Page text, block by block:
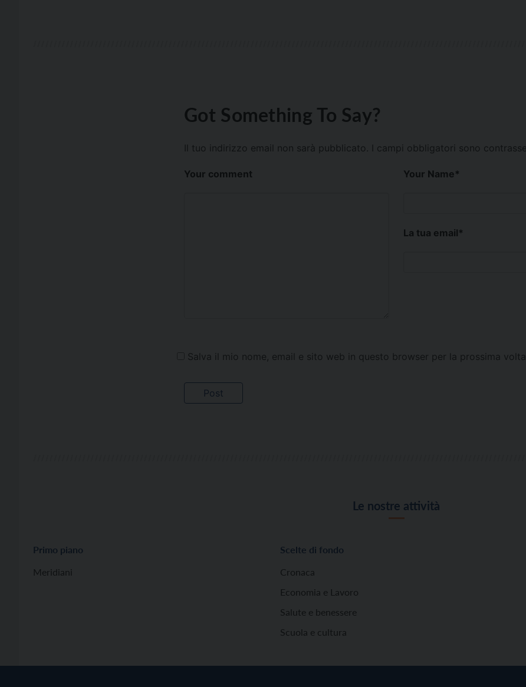
Got Something To Say?
Il tuo indirizzo email non sarà pubblicato. I campi obbligatori sono
Your comment Your Name*
La tua email*
Salva il mio nome, email e sito web in questo browser per la prossima
Le nostre attività
Primo piano
Meridiani
Scelte di fondo
Cronaca
Economia e Lavoro
Salute e benessere
Scuola e cultura